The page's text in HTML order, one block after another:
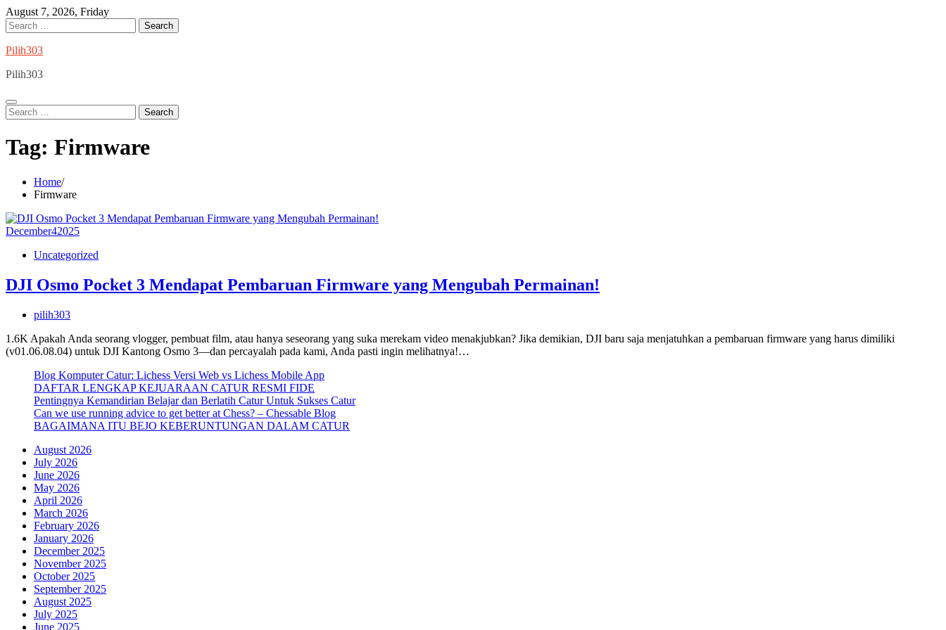
Skip
to
content
August 7, 2026, Friday
Search
for:
Pilih303
Pilih303
Search
for:
Tag: Firmware
Home
Firmware
December42025
Uncategorized
DJI Osmo Pocket 3 Mendapat Pembaruan Firmware yang Mengubah Permainan!
pilih303
1.6K Apakah Anda seorang vlogger, pembuat film, atau hanya seseorang yang suka merekam video menakjubkan? Jika demikian, DJI baru saja menjatuhkan a pembaruan firmware yang harus dimiliki
(v01.06.08.04) untuk DJI Kantong Osmo 3—dan percayalah pada kami, Anda pasti ingin melihatnya!…
Blog Komputer Catur: Lichess Versi Web vs Lichess Mobile App
DAFTAR LENGKAP KEJUARAAN CATUR RESMI FIDE
Pentingnya Kemandirian Belajar dan Berlatih Catur Untuk Sukses Catur
Can we use running advice to get better at Chess? – Chessable Blog
BAGAIMANA ITU BEJO KEBERUNTUNGAN DALAM CATUR
August 2026
July 2026
June 2026
May 2026
April 2026
March 2026
February 2026
January 2026
December 2025
November 2025
October 2025
September 2025
August 2025
July 2025
June 2025